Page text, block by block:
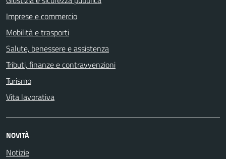
Imprese e commercio
Mobilità e trasporti
Salute, benessere e assistenza
Tributi, finanze e contravvenzioni
Turismo
Vita lavorativa
NOVITÀ
Notizie